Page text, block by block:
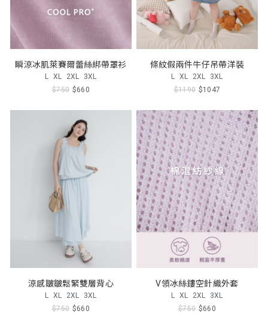
瞬涼冰肌萊賽爾蕾絲綁帶罩衫
L XL 2XL 3XL
$750 $660
條紋假兩件牛仔吊帶洋裝
L XL 2XL 3XL
$1190 $1047
涼感皺皺鬆緊雙層背心
L XL 2XL 3XL
$750 $660
V領冰絲鏤空針織外套
L XL 2XL 3XL
$750 $660